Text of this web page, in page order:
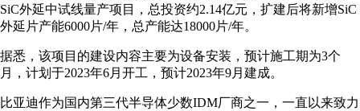
SiC外延中试线量产项目，总投资约2.14亿元，扩建后将新增SiC
外延片产能6000片/年，总产能达18000片/年。
据悉，该项目的建设内容主要为设备安装，预计施工期为3个
月，计划于2023年6月开工，预计2023年9月建成。
比亚迪作为国内第三代半导体少数IDM厂商之一，一直以来致力